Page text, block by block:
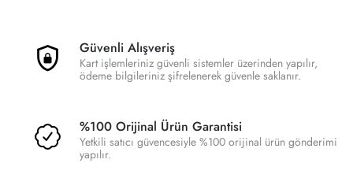
Güvenli Alışveriş
Kart işlemleriniz güvenli sistemler üzerinden yapılır,
ödeme bilgileriniz şifrelenerek güvenle saklanır.
%100 Orijinal Ürün Garantisi
Yetkili satıcı güvencesiyle %100 orijinal ürün gönderimi
yapılır.